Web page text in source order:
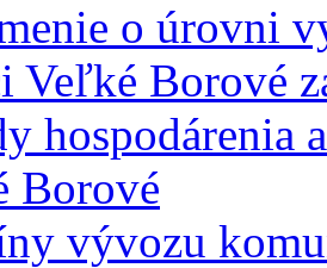
o úrovni
Veľké Borové
hospodárenia
Borové
vývozu